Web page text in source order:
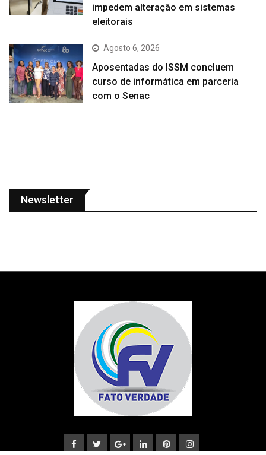
impedem alteração em sistemas
eleitorais
Agosto 6, 2026
Aposentadas do ISSM concluem
curso de informática em parceria
com o Senac
Newsletter